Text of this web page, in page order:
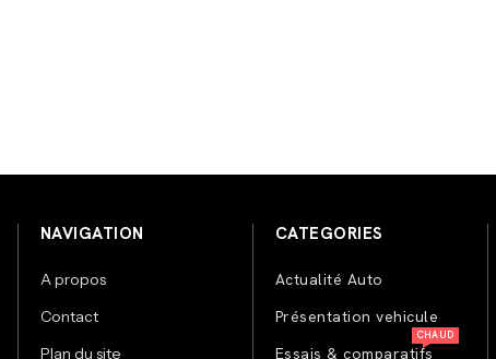
NAVIGATION
A propos
Contact
Plan du site
CATEGORIES
Actualité Auto
Présentation vehicule
Essais & comparatifs
CHAUD